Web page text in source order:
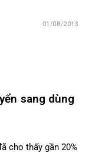
01/08/2013
sang dùng
cho thấy gần 20%